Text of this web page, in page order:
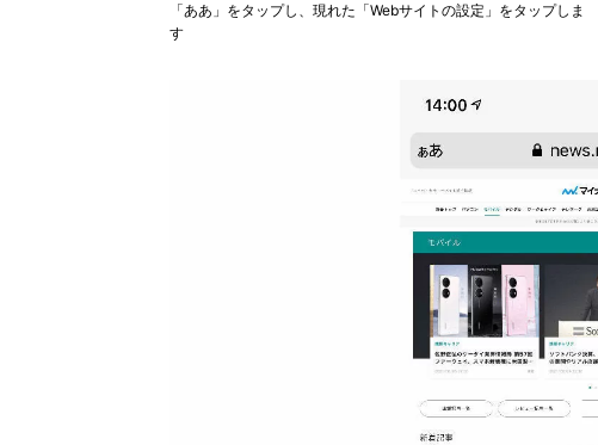
「ああ」をタップし、現れた「Webサイトの設定」をタップしま
す